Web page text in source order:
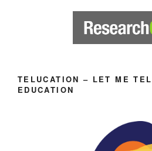
TELUCATION – LET ME
EDUCATION